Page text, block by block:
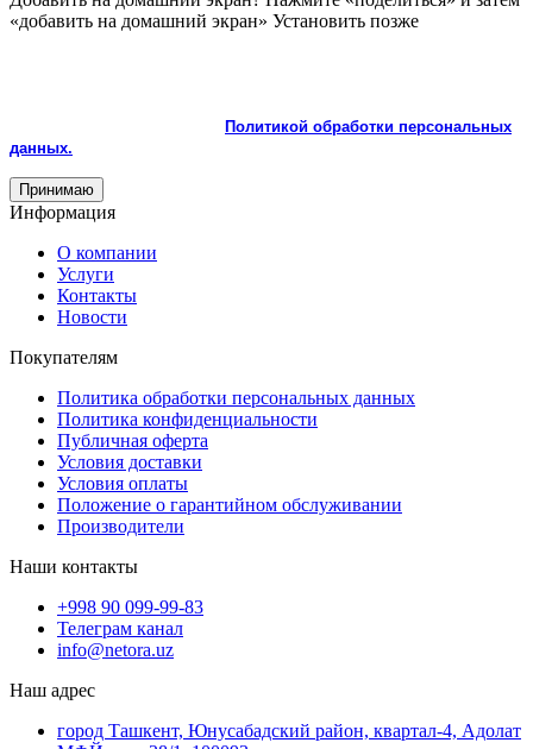
«добавить на домашний экран» Установить позже
Политикой обработки персональных
данных.
Принимаю
Информация
О компании
Услуги
Контакты
Новости
Покупателям
Политика обработки персональных данных
Политика конфиденциальности
Публичная оферта
Условия доставки
Условия оплаты
Положение о гарантийном обслуживании
Производители
Наши контакты
+998 90 099-99-83
Телеграм канал
info@netora.uz
Наш адрес
город Ташкент, Юнусабадский район, квартал-4, Адолат